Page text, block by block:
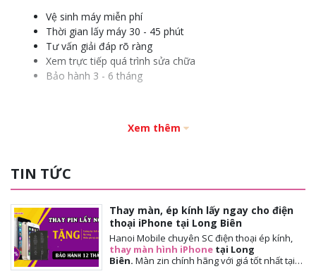
Vệ sinh máy miễn phí
Thời gian lấy máy 30 - 45 phút
Tư vấn giải đáp rõ ràng
Xem trực tiếp quá trình sửa chữa
Bảo hành 3 - 6 tháng
Xem thêm
TIN TỨC
Thay màn, ép kính lấy ngay cho điện
thoại iPhone tại Long Biên
Hanoi Mobile chuyên SC điện thoại ép kính,
thay màn hình iPhone tại Long
Biên. Màn zin chính hãng với giá tốt nhất tại